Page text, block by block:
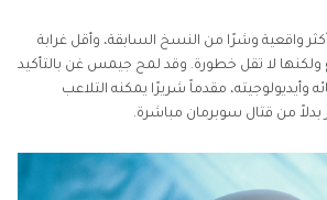
واقعية وشرًا من النسخ السابقة، وأقل غرابة
لا تقل خطورة. وقد لمح جيمس غن بالتأكيد
وأيديولوجيته، مقدماً شريرًا يمكنه التلاعب
بدلاً من قتال سوبرمان مباشرة.